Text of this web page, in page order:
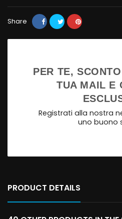
Share
PER TE,
TUA MAIL E
Registrati alla nostra
uno buono
PRODUCT DETAILS